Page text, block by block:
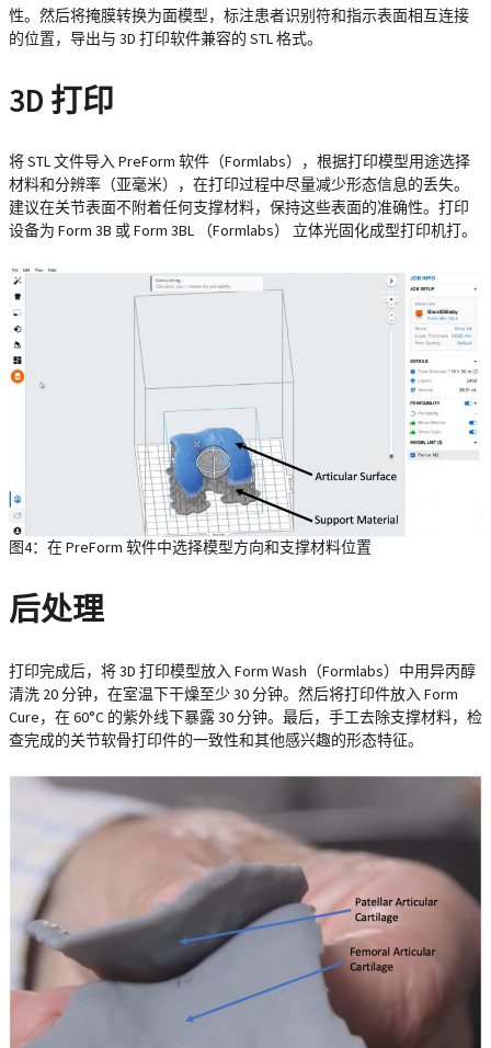
性。然后将掩膜转换为面模型，标注患者识别符和指示表面相互连接
的位置，导出与 3D 打印软件兼容的 STL 格式。
3D 打印
将 STL 文件导入 PreForm 软件（Formlabs），根据打印模型用途选择
材料和分辨率（亚毫米），在打印过程中尽量减少形态信息的丢失。
建议在关节表面不附着任何支撑材料，保持这些表面的准确性。打印
设备为 Form 3B 或 Form 3BL （Formlabs） 立体光固化成型打印机打。
图4：在 PreForm 软件中选择模型方向和支撑材料位置
后处理
打印完成后，将 3D 打印模型放入 Form Wash（Formlabs）中用异丙醇
清洗 20 分钟，在室温下干燥至少 30 分钟。然后将打印件放入 Form
Cure，在 60°C 的紫外线下暴露 30 分钟。最后，手工去除支撑材料，检
查完成的关节软骨打印件的一致性和其他感兴趣的形态特征。